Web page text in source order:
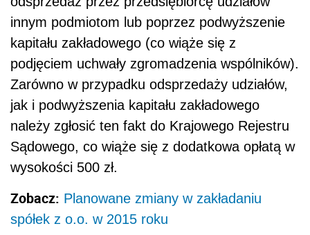
innym podmiotom lub poprzez podwyższenie
kapitału zakładowego (co wiąże się z
podjęciem uchwały zgromadzenia wspólników).
Zarówno w przypadku odsprzedaży udziałów,
jak i podwyższenia kapitału zakładowego
należy zgłosić ten fakt do Krajowego Rejestru
Sądowego, co wiąże się z dodatkowa opłatą w
wysokości 500 zł.
Zobacz: Planowane zmiany w zakładaniu
spółek z o.o. w 2015 roku